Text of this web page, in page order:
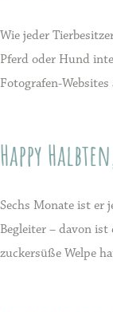
Wie jeder
Pferd oder Hund
Fotografen-
Happy
Sechs Monate ist er
Begleiter – davon
zuckersüße Welpe